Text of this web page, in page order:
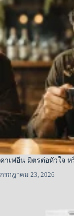
คาเฟอีน มิตรต่อหัวใจ ห
กรกฎาคม 23, 2026